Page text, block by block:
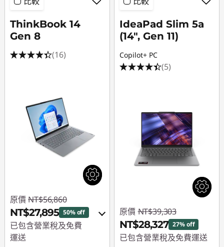
ThinkBook 14
Gen 8
(16)
原價 NT$56,860
NT$27,895 50% off
已包含營業稅及免費
運送
IdeaPad Slim 5a
(14", Gen 11)
Copilot+ PC
(5)
原價 NT$39,303
NT$28,327 27% off
已包含營業稅及免費運送